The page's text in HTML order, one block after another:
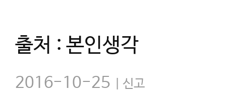
출처 : 본인생각
2016-10-25 신고